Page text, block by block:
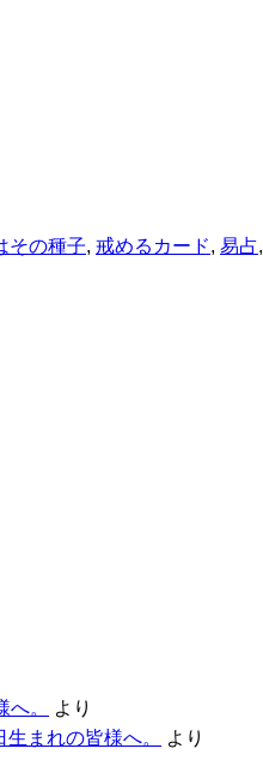
その種子, 戒めるカード, 易占,
。
より
生まれの皆様へ。
より